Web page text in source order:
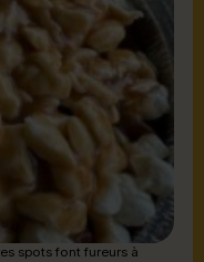
spots font fureurs à